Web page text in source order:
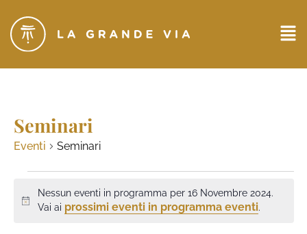
Seminari
Eventi Seminari
Notice
Nessun eventi in programma per 16 Novembre 2024.
Vai ai prossimi eventi in programma eventi.